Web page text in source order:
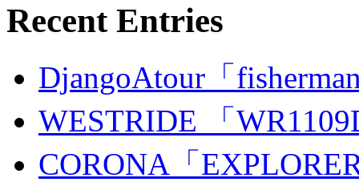
Recent Entries
DjangoAtour「
WESTRIDE 「
CORONA「